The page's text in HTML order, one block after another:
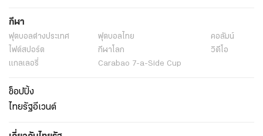
กีฬา
ฟุตบอลต่่างประเทศ ฟุตบอลไทย
คอลัมน์
ไฟต์สปอร์ต
กีฬาโลก
วิดีโอ
แกลเลอรี่
Carabao 7-a-Side Cup
ช็อปปิ้ง
ไทยรัฐอีเวนต์